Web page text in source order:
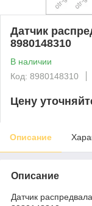
Датчик
8980148310
В наличии
Код: 8980148310
Цену
Описание
Описание
Датчик